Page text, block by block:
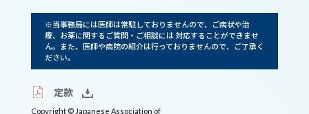
※当事務局には医師は常駐しておりませんので、ご病状や治
療、お薬に関するご質問・ご相談には 対応することができませ
ん。また、医師や病院の紹介は行っておりませんので、ご了承く
ださい。
定款
Copyright © Japanese Association of